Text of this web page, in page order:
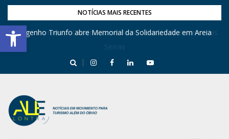
Barra de Ferramentas Aberta
NOTÍCIAS MAIS RECENTES
Engenho Triunfo abre Memorial da Solidariedade em Areia